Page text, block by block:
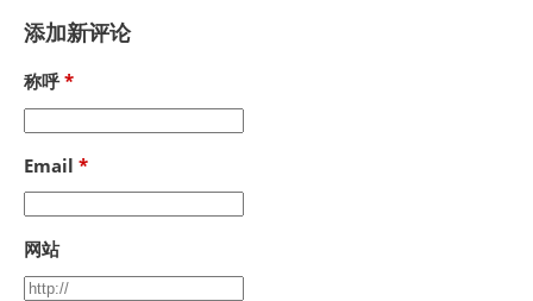
添加新评论
称呼
Email
网站